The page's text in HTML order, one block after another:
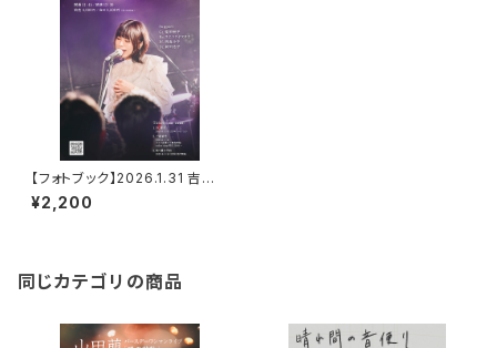
【フォトブック】2026.1.31 吉祥
寺スターパインズカフェ バース
デーワンマン
¥2,200
同じカテゴリの商品